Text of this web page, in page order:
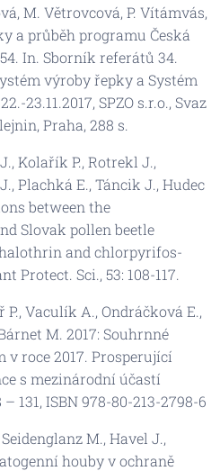
M. Větrovcová, P. Vítámvás,
a průběh programu Česká
In. Sborník referátů 34.
výroby řepky a Systém
23.11.2017, SPZO s.r.o., Svaz
Praha, 288 s.
Kolařík P., Rotrekl J.,
Plachká E., Táncik J., Hudec
between the
Slovak pollen beetle
and chlorpyrifos-
Protect. Sci., 53: 108-117.
Vaculík A., Ondráčková E.,
M. 2017: Souhrnné
roce 2017. Prosperující
s mezinárodní účastí
– 131, ISBN 978-80-213-2798-6
M., Havel J.,
houby v ochraně